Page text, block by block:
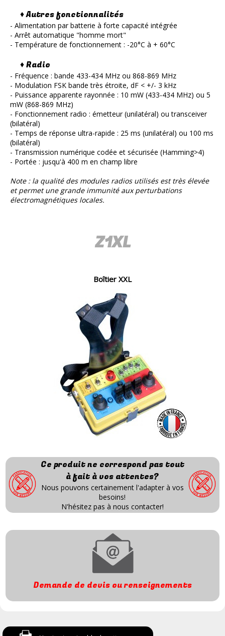
♦ Autres fonctionnalités
- Alimentation par batterie à forte capacité intégrée
- Arrêt automatique "homme mort"
- Température de fonctionnement : -20°C à + 60°C
♦ Radio
- Fréquence : bande 433-434 MHz ou 868-869 MHz
- Modulation FSK bande très étroite, dF < +/- 3 kHz
- Puissance apparente rayonnée : 10 mW (433-434 MHz) ou 5
mW (868-869 MHz)
- Fonctionnement radio : émetteur (unilatéral) ou transceiver
(bilatéral)
- Temps de réponse ultra-rapide : 25 ms (unilatéral) ou 100 ms
(bilatéral)
- Transmission numérique codée et sécurisée (Hamming>4)
- Portée : jusqu'à 400 m en champ libre
Note : la qualité des modules radios utilisés est très élevée
et permet une grande immunité aux perturbations
électromagnétiques locales.
Z1XL
Boîtier XXL
Ce produit ne correspond pas tout
à fait à vos attentes?
Nous pouvons certainement l'adapter à vos
besoins!
N'hésitez pas à nous contacter!
Demande de devis ou renseignements